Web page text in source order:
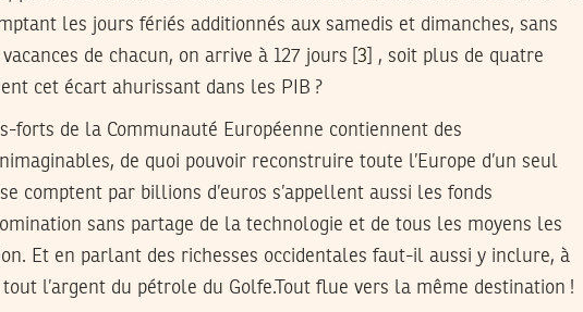
les jours fériés additionnés aux samedis et dimanches, sans
de chacun, on arrive à 127 jours [ 3 ] , soit plus de quatre
cet écart ahurissant dans les PIB ?
forts de la Communauté Européenne contiennent des
de quoi pouvoir reconstruire toute l’Europe d’un seul
comptent par billions d’euros s’appellent aussi les fonds
sans partage de la technologie et de tous les moyens les
Et en parlant des richesses occidentales faut-il aussi y inclure, à
l’argent du pétrole du Golfe.Tout flue vers la même destination !